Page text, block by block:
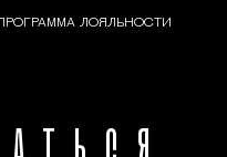
ЛОЯЛЬНОСТИ